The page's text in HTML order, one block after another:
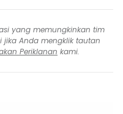
yang memungkinkan tim
Anda mengklik tautan
Periklanan kami.